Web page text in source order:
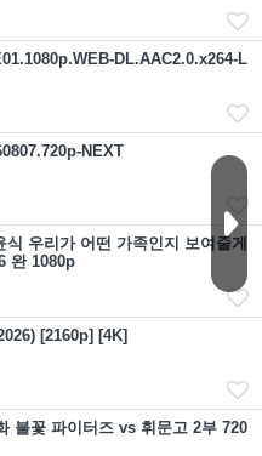
DL.AAC2.0.x264-L
NEXT
우리가 어떤 가족인지 보여줄게
완 1080p
[2160p] [4K]
불꽃 파이터즈 vs 휘문고 2부 720